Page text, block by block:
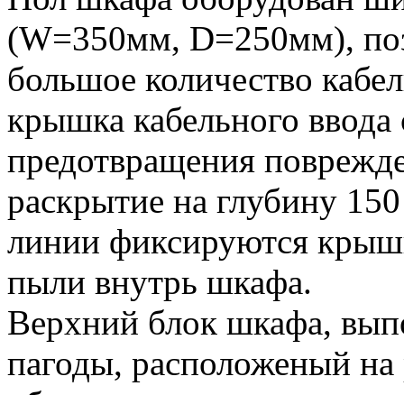
(W=350мм, D=250мм),
большое количество
крышка кабельного
предотвращения
раскрытие на глубину
линии фиксируются
пыли внутрь шкафа.
Верхний блок шкафа,
пагоды, расположеный